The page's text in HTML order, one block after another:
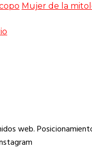
Mujer de la
web.